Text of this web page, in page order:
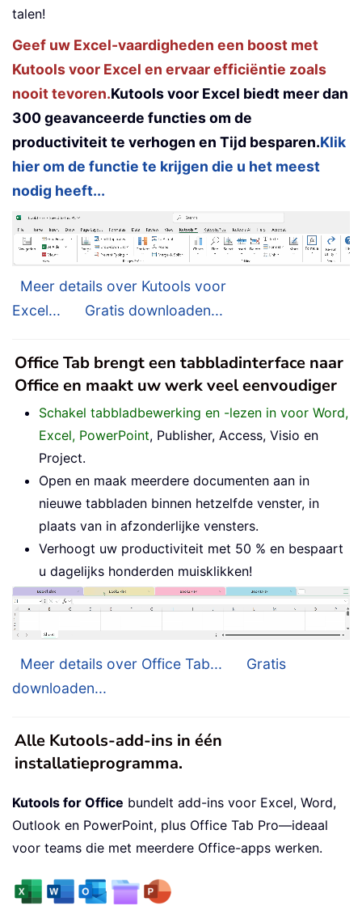
talen!
Geef uw Excel-vaardigheden een boost met
Kutools voor Excel en ervaar efficiëntie zoals
nooit tevoren.Kutools voor Excel biedt meer dan
300 geavanceerde functies om de
productiviteit te verhogen en Tijd besparen.Klik
hier om de functie te krijgen die u het meest
nodig heeft...
Meer details over Kutools voor
Excel...
Gratis downloaden...
Office Tab brengt een tabbladinterface naar
Office en maakt uw werk veel eenvoudiger
Schakel tabbladbewerking en -lezen in voor Word,
Excel, PowerPoint, Publisher, Access, Visio en
Project.
Open en maak meerdere documenten aan in
nieuwe tabbladen binnen hetzelfde venster, in
plaats van in afzonderlijke vensters.
Verhoogt uw productiviteit met 50 % en bespaart
u dagelijks honderden muisklikken!
Meer details over Office Tab...
Gratis
downloaden...
Alle Kutools-add-ins in één
installatieprogramma.
Kutools for Office bundelt add-ins voor Excel, Word,
Outlook en PowerPoint, plus Office Tab Pro—ideaal
voor teams die met meerdere Office-apps werken.